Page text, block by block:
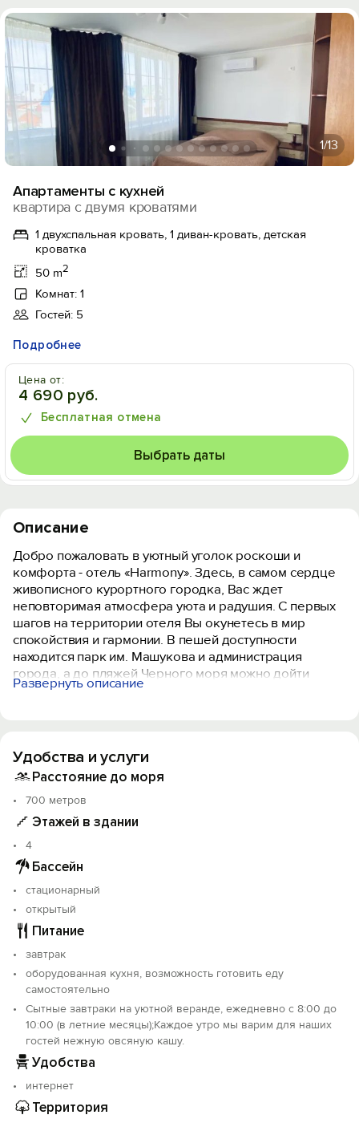
1/13
Апартаменты с кухней
квартира с двумя кроватями
1 двухспальная кровать, 1 диван-кровать, детская
кроватка
50 m2
Комнат: 1
Гостей: 5
Подробнее
Цена от:
4 690 руб.
Бесплатная отмена
Выбрать даты
Описание
Добро пожаловать в уютный уголок роскоши и
комфорта - отель «Harmony». Здесь, в самом сердце
живописного курортного городка, Вас ждет
неповторимая атмосфера уюта и радушия. С первых
шагов на территории отеля Вы окунетесь в мир
спокойствия и гармонии. В пешей доступности
находится парк им. Машукова и администрация
города, а до пляжей Черного моря можно дойти
всего за пару минут
сочетаются со смелыми цветами, создавая городской
райский уголок комфорта, стиля и удобства.
современные стеклянные люстры сверкают, а чистое
белое постельное белье контрастирует с яркими
тканями жженого оранжевого, сиреневого,
горчичного и оливково-зеленого цветов. Аксессуары
подобраны с учетом Вашего комфорта и удобства,
затемняющие шторы дают возможность уединение
даже днем, а роскошные ванные комнаты оснащены
мощными тропическими душами и бесплатными
туалетными принадлежностями.
Прогулка по территории отеля покажет Вам, что
гостиница находится в гармонии с природой.
Декоративные растения, кустарники и деревья
посажены для создания спокойной и живописной
обстановки. Отдыхаете ли Вы у бассейна или
прогуливаетесь по территории отеля, Вы будете
Бассейн - популярное место среди гостей, особенно
Развернуть описание
Удобства и услуги
Расстояние до моря
700 метров
Этажей в здании
4
Бассейн
стационарный
открытый
Питание
завтрак
оборудованная кухня, возможность готовить еду
самостоятельно
Сытные завтраки на уютной веранде, ежедневно с 8:00 до
10:00 (в летние месяцы);Каждое утро мы варим для наших
гостей нежную овсяную кашу.
Удобства
интернет
Территория